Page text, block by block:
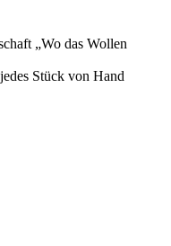
„Wo das Wollen
Stück von Hand